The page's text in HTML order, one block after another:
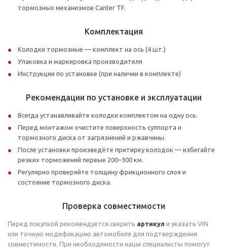
тормозных механизмов Canter TF.
Комплектация
Колодки тормозные — комплект на ось (4 шт.)
Упаковка и маркировка производителя
Инструкции по установке (при наличии в комплекте)
Рекомендации по установке и эксплуатации
Всегда устанавливайте колодки комплектом на одну ось.
Перед монтажом очистите поверхность суппорта и
тормозного диска от загрязнений и ржавчины.
После установки произведёте притирку колодок — избегайте
резких торможений первые 200–300 км.
Регулярно проверяйте толщину фрикционного слоя и
состояние тормозного диска.
Проверка совместимости
Перед покупкой рекомендуется сверить артикул и указать VIN
или точную модификацию автомобиля для подтверждения
совместимости. При необходимости наши специалисты помогут